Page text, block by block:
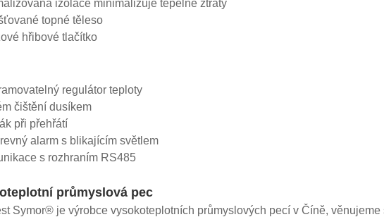
izolace minimalizuje tepelné ztráty
topné těleso
hřibové tlačítko
regulátor teploty
čištění dusíkem
při přehřátí
alarm s blikajícím světlem
s rozhraním RS485
průmyslová pec
Symor® je výrobce vysokoteplotních průmyslových pecí v Číně,